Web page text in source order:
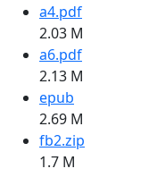
a4.pdf
2.03 M
a6.pdf
2.13 M
epub
2.69 M
fb2.zip
1.7 M